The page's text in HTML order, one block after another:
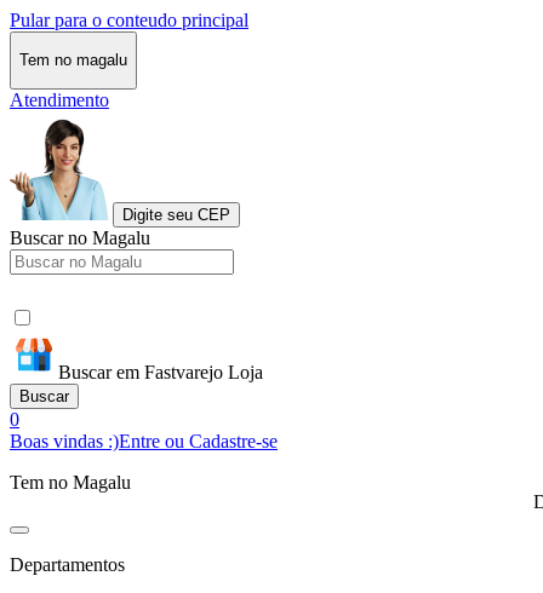
Pular para o conteudo principal
Tem no magalu
Atendimento
Digite seu CEP
Buscar no Magalu
Buscar em Fastvarejo Loja
Buscar
0
Boas vindas :)Entre ou Cadastre-se
Tem no Magalu
Departamentos